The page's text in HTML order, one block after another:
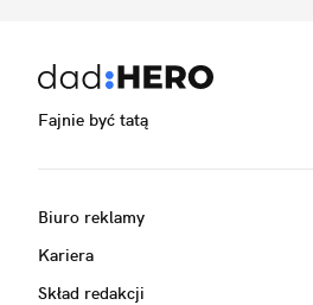
Fajnie być tatą
Biuro reklamy
Kariera
Skład redakcji